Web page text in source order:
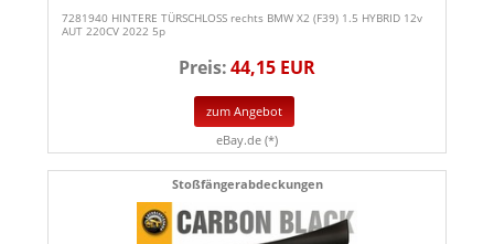
7281940 HINTERE TÜRSCHLOSS rechts BMW X2 (F39) 1.5 HYBRID 12v
AUT 220CV 2022 5p
Preis:44,15 EUR
zum Angebot
eBay.de (*)
Stoßfängerabdeckungen